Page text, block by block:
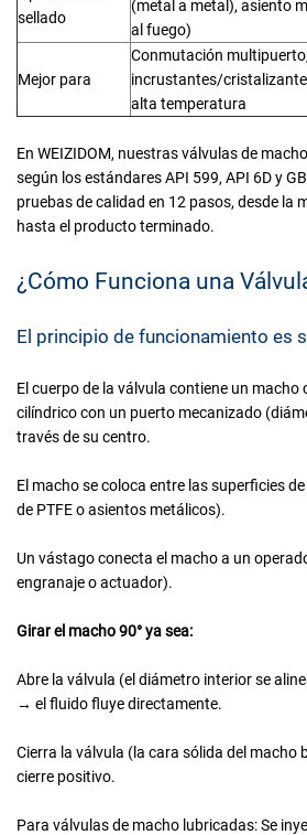
sellado
(metal a metal), asiento
al fuego)
Mejor para
Conmutación
incrustantes/
alta temperatura
En WEIZIDOM, nuestras válvulas de
según los estándares API 599, API 6D y
pruebas de calidad en 12 pasos, desde la
hasta el producto terminado.
¿Cómo Funciona una
El principio de funcionamiento es
El cuerpo de la válvula contiene un macho
cilíndrico con un puerto mecanizado
través de su centro.
El macho se coloca entre las superficies
de PTFE o asientos metálicos).
Un vástago conecta el macho a un
engranaje o actuador).
Girar el macho 90° ya sea:
Abre la válvula (el diámetro interior se
→ el fluido fluye directamente.
Cierra la válvula (la cara sólida del macho
cierre positivo.
Para válvulas de macho lubricadas: Se